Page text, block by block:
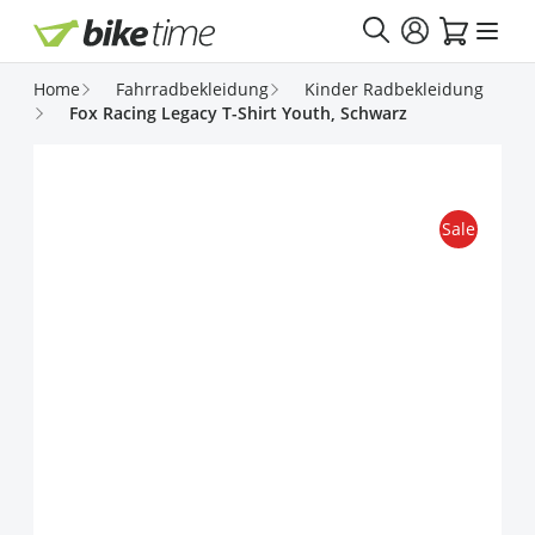
Direkt zum Inhalt
Home Fahrradbekleidung
Kinder Radbekleidung
Fox Racing Legacy T-Shirt Youth, Schwarz
Sale